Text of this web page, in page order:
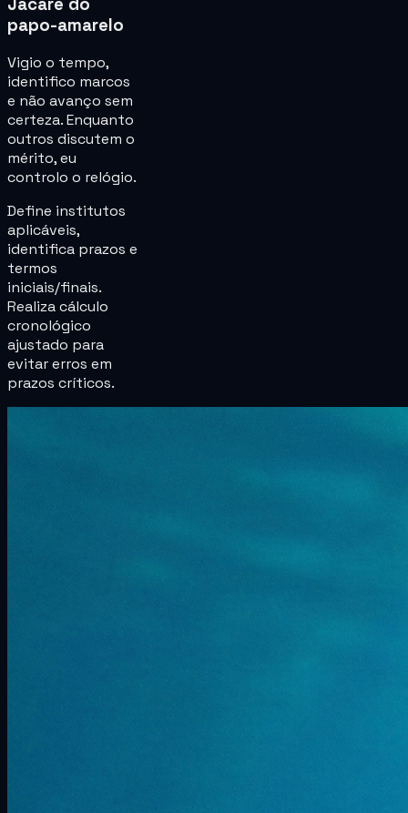
Jacaré do
papo-amarelo
Vigio o tempo,
identifico marcos
e não avanço sem
certeza. Enquanto
outros discutem o
mérito, eu
controlo o relógio.
Define institutos
aplicáveis,
identifica prazos e
termos
iniciais/finais.
Realiza cálculo
cronológico
ajustado para
evitar erros em
prazos críticos.